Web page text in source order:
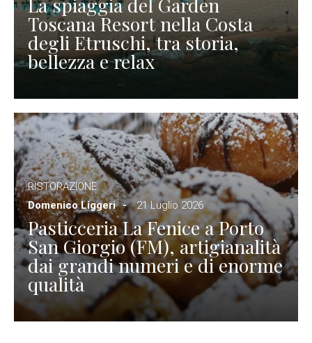
La spiaggia del Garden
Toscana Resort nella Costa
degli Etruschi, tra storia,
bellezza e relax
RISTORAZIONE
Domenico Liggeri
21 Luglio 2026
Pasticceria La Fenice a Porto
San Giorgio (FM), artigianalità
dai grandi numeri e di enorme
qualità